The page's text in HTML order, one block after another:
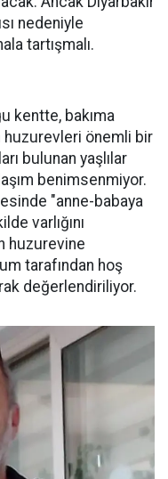
nedeniyle
tartışmalı.
kentte, bakıma
huzurevleri önemli bir
bulunan yaşlılar
benimsenmiyor.
"anne-babaya
varlığını
huzurevine
tarafından hoş
değerlendiriliyor.